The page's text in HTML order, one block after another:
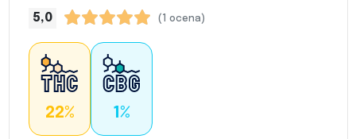
5,0 (1 ocena)
22% 1%